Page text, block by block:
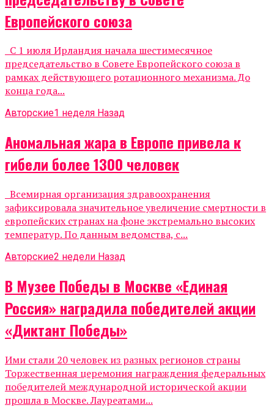
Европейского союза
С 1 июля Ирландия начала шестимесячное
председательство в Совете Европейского союза в
рамках действующего ротационного механизма. До
конца года...
Авторские1 неделя Назад
Аномальная жара в Европе привела к
гибели более 1300 человек
Всемирная организация здравоохранения
зафиксировала значительное увеличение смертности в
европейских странах на фоне экстремально высоких
температур. По данным ведомства, с...
Авторские2 недели Назад
В Музее Победы в Москве «Единая
Россия» наградила победителей акции
«Диктант Победы»
Ими стали 20 человек из разных регионов страны
Торжественная церемония награждения федеральных
победителей международной исторической акции
прошла в Москве. Лауреатами...